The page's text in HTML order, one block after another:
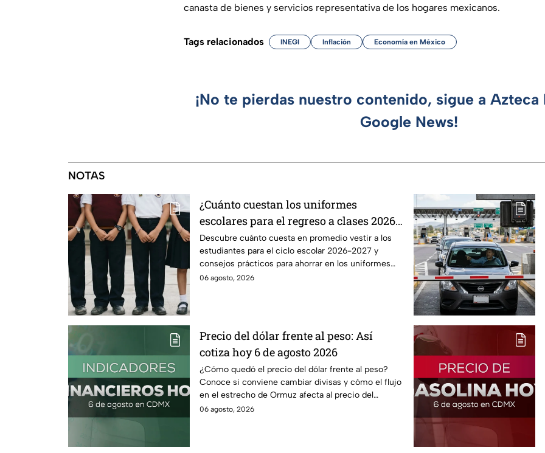
canasta de bienes y servicios representativa de los hogares mexicanos.
Tags relacionados INEGI Inflación Economía en México
¡No te pierdas nuestro contenido, sigue a
Google News!
NOTAS
¿Cuánto cuestan los uniformes
escolares para el regreso a clases 2026,
según su grado?
Descubre cuánto cuesta en promedio vestir a los
estudiantes para el ciclo escolar 2026-2027 y
consejos prácticos para ahorrar en los uniformes
escolares.
06 agosto, 2026
Precio del dólar frente al peso: Así
cotiza hoy 6 de agosto 2026
¿Cómo quedó el precio del dólar frente al peso?
Conoce si conviene cambiar divisas y cómo el flujo
en el estrecho de Ormuz afecta al precio del
petróleo.
06 agosto, 2026